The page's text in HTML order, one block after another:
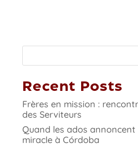
Recent Posts
Frères en mission :
des Serviteurs
Quand les ados
miracle à Córdoba